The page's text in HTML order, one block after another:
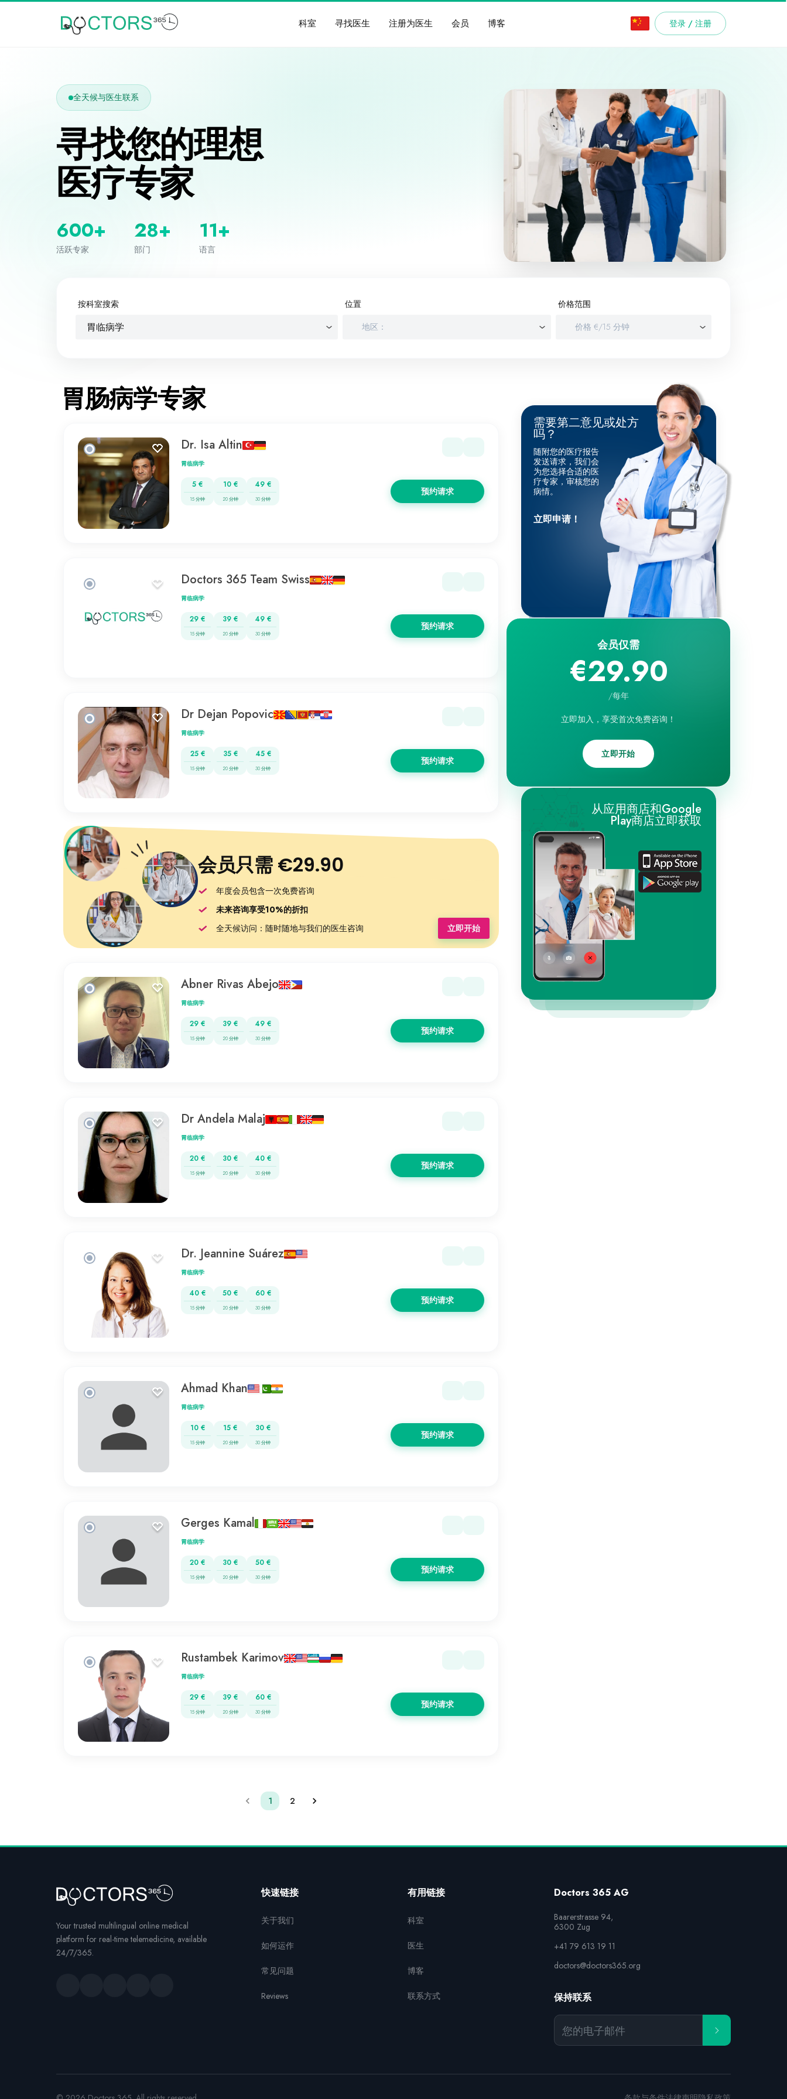
科室 寻找医生 注册为医生 会员 博客 登录 / 注册
全天候与医生联系
寻找您的理想
医疗专家
600+
活跃专家
28+
部门
11+
语言
按科室搜索
胃临病学
位置 价格范围
胃肠病学专家
Dr. Isa Altin
胃临病学
5 €
15 分钟
10 €
20 分钟
49 €
30 分钟
预约请求
Doctors 365 Team Swiss
胃临病学
29 €
15 分钟
39 €
20 分钟
49 €
30 分钟
预约请求
Dr Dejan Popovic
胃临病学
25 €
15 分钟
35 €
20 分钟
45 €
30 分钟
预约请求
会员只需 €29.90
年度会员包含一次免费咨询
未来咨询享受10%的折扣
全天候访问：随时随地与我们的医生咨询
立即开始
Abner Rivas Abejo
胃临病学
29 €
15 分钟
39 €
20 分钟
49 €
30 分钟
预约请求
Dr Andela Malaj
胃临病学
20 €
15 分钟
30 €
20 分钟
40 €
30 分钟
预约请求
Dr. Jeannine Suárez
胃临病学
40 €
15 分钟
50 €
20 分钟
60 €
30 分钟
预约请求
Ahmad Khan
胃临病学
10 €
15 分钟
15 €
20 分钟
30 €
30 分钟
预约请求
Gerges Kamal
胃临病学
20 €
15 分钟
30 €
20 分钟
50 €
30 分钟
预约请求
Rustambek Karimov
胃临病学
29 €
15 分钟
39 €
20 分钟
60 €
30 分钟
预约请求
1 2
需要第二意见或处方
吗？
随附您的医疗报告
发送请求，我们会
为您选择合适的医
疗专家，审核您的
病情。
立即申请！
会员仅需
€29.90
/每年
立即加入，享受首次免费咨询！
立即开始
从应用商店和Google
Play商店立即获取
Your trusted multilingual online medical
platform for real-time telemedicine, available
24/7/365.
快速链接
关于我们
如何运作
常见问题
Reviews
有用链接
科室
医生
博客
联系方式
Doctors 365 AG
Baarerstrasse 94,
6300 Zug
+41 79 613 19 11
doctors@doctors365.org
保持联系
您的电子邮件